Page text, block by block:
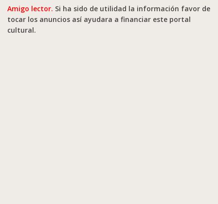
Amigo lector. Si ha sido de utilidad la información favor de
tocar los anuncios así ayudara a financiar este portal
cultural.